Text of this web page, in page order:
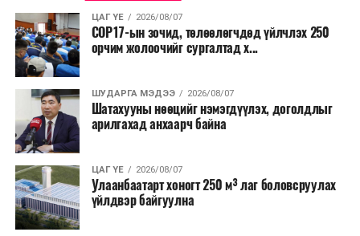
шийдвэртэйгээс бусад хурал, зөвлөгөөн, ой,
тэмдэглэлт өдөр, найр наадам, соёлын арга
хэмжээ;
Урьдчилан төлөвлөсөн төрийн өндөр албан
тушаалтны томилолтоос бусад гадаад
томилолт, гадаадын зочин хүлээн авах зардал;
Зайлшгүй шаардлагагүй тоног төхөөрөмж,
тавилга, автомашин худалдан авах;
Батлан хамгаалах, хууль зүйн салбараас бусад
сургалт, дадлага;
ЦАГ ҮЕ 2026/08/07
COP17-ын зочид, төлөөлөгчдөд үйлчлэх 250
орчим жолоочийг сургалтад х...
ШУДАРГА МЭДЭЭ 2026/08/07
Шатахууны нөөцийг нэмэгдүүлэх, доголдлыг
арилгахад анхаарч байна
ЦАГ ҮЕ 2026/08/07
Улаанбаатарт хоногт 250 м³ лаг боловсруулах
үйлдвэр байгуулна